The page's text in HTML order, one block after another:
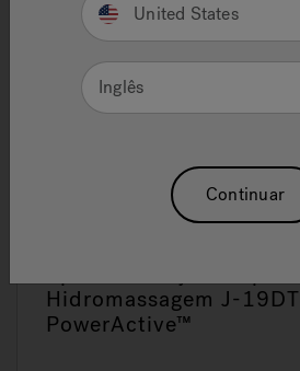
Hidromassagem J-19DT
PowerActive™
United States
Inglês
Continuar